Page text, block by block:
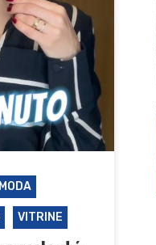
MODA
VITRINE